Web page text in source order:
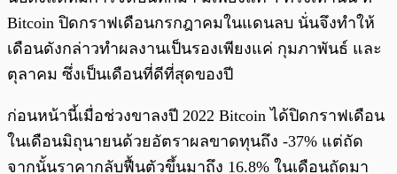
Bitcoin ปิดกราฟเดือนกรกฎาคมในแดนลบ นั่นจึงทำให้
เดือนดังกล่าวทำผลงานเป็นรองเพียงแค่ กุมภาพันธ์ และ
ตุลาคม ซึ่งเป็นเดือนที่ดีที่สุดของปี
ก่อนหน้านี้เมื่อช่วงขาลงปี 2022 Bitcoin ได้ปิดกราฟเดือน
ในเดือนมิถุนายนด้วยอัตราผลขาดทุนถึง -37% แต่ถัด
จากนั้นราคากลับฟื้นตัวขึ้นมาถึง 16.8% ในเดือนถัดมา